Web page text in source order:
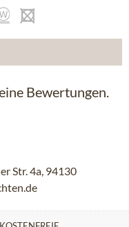
Bewertungen.
Str. 4a, 94130